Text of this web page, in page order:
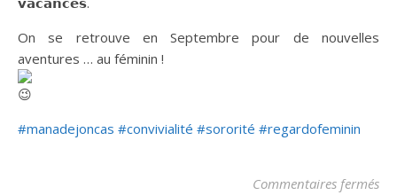
On se retrouve en Septembre pour de nouvelles
aventures … au féminin !
#manadejoncas #convivialité #sororité #regardofeminin
Commentaires fermés